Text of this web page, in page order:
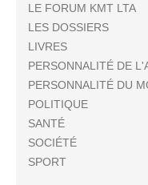
LE FORUM KMT LTA
LES DOSSIERS
LIVRES
PERSONNALITÉ DE
PERSONNALITÉ DU
POLITIQUE
SANTÉ
SOCIÉTÉ
SPORT